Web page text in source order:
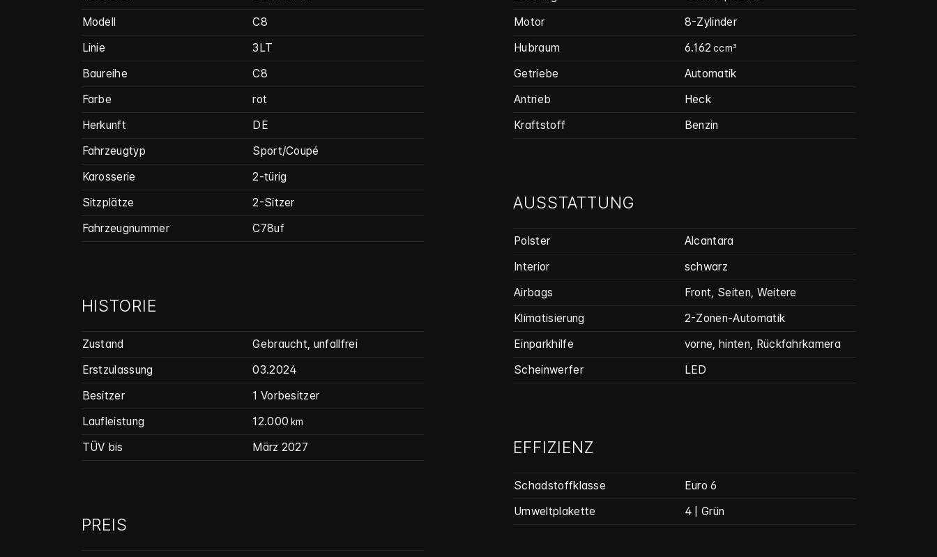
Modell
C8
Linie
3LT
Baureihe
C8
Farbe
rot
Herkunft
DE
Fahrzeugtyp
Sport/Coupé
Karosserie
2-türig
Sitzplätze
2-Sitzer
Fahrzeug­nummer
C78uf
HISTORIE
Zustand Gebraucht, unfallfrei
Erstzulassung
03.2024
Besitzer
1 Vorbesitzer
Laufleistung
12.000 km
TÜV bis März 2027
PREIS
Motor
8-Zylinder
Hubraum
6.162 ccm³
Getriebe
Automatik
Antrieb
Heck
Kraftstoff
Benzin
AUSSTATTUNG
Polster
Alcantara
Interior
schwarz
Airbags
Front, Seiten, Weitere
Klimatisierung
2-Zonen-Automatik
Einparkhilfe
vorne, hinten, Rückfahrkamera
Scheinwerfer
LED
EFFIZIENZ
Schadstoffklasse
Euro 6
Umweltplakette
4 | Grün